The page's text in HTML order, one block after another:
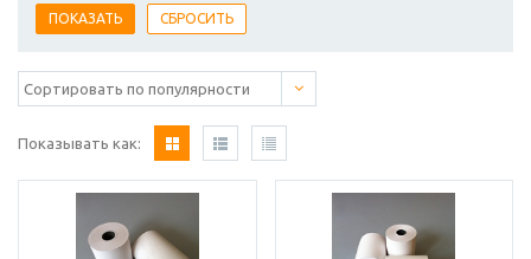
Показывать как: